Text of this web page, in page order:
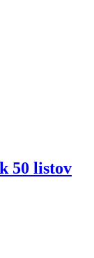
50 listov